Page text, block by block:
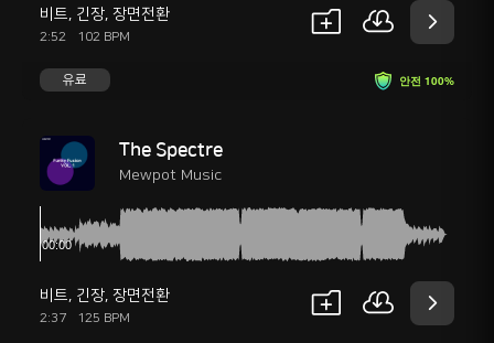
비트, 긴장, 장면전환
2:52 102 BPM
안전 100%
유료
The Spectre
Mewpot Music
비트, 긴장, 장면전환
2:37 125 BPM